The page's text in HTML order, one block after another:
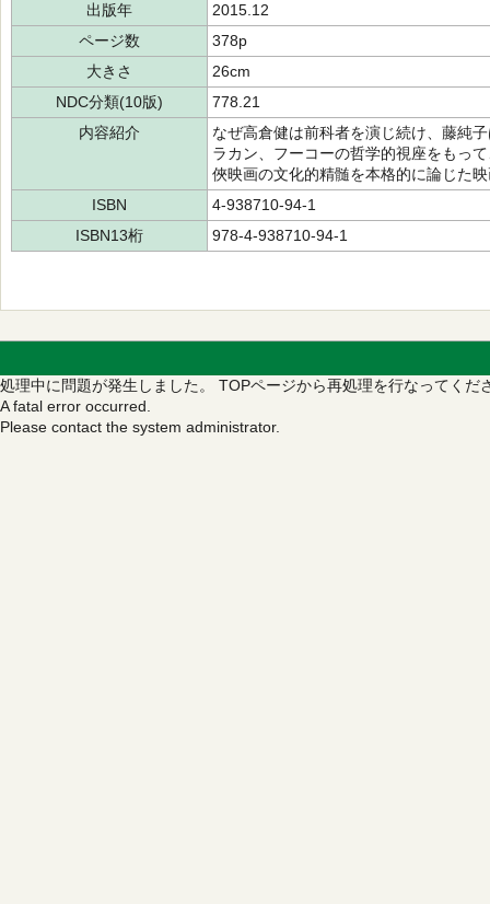
出版年
2015.12
ページ数
378p
大きさ
26cm
NDC分類(10版)
778.21
内容紹介
なぜ高倉健は前科者を演じ続け、藤純
ラカン、フーコーの哲学的視座をもっ
俠映画の文化的精髄を本格的に論じた
ISBN
4-938710-94-1
ISBN13桁
978-4-938710-94-1
処理中に問題が発生しました。 TOPページから再処理を行なってくだ
A fatal error occurred.
Please contact the system administrator.